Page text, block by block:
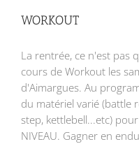
WORKOUT
La rentrée, ce n'est pas
cours de Workout les
d'Aimargues. Au
du matériel varié (battle
step, kettlebell...etc)
NIVEAU. Gagner en